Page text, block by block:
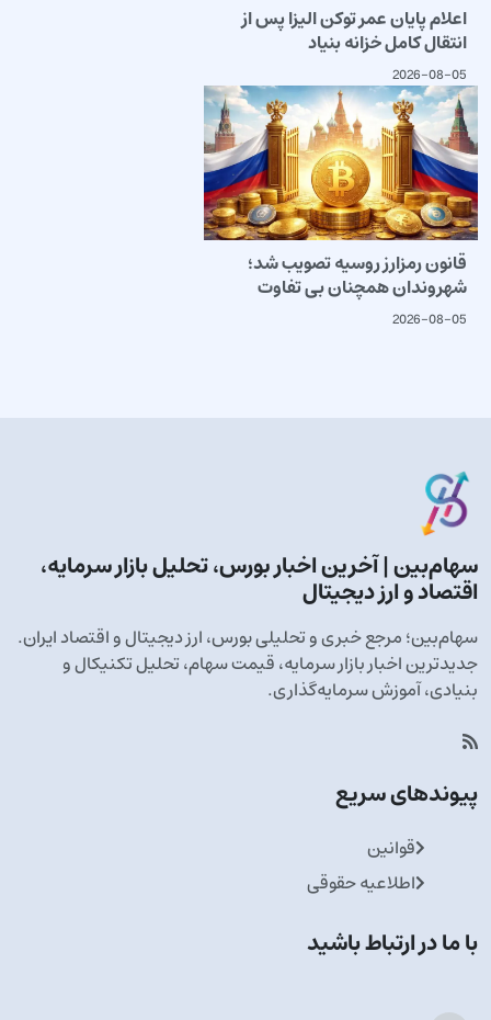
اعلام پایان عمر توکن الیزا پس از
انتقال کامل خزانه بنیاد
2026-08-05
قانون رمزارز روسیه تصویب شد؛
شهروندان همچنان بی تفاوت
2026-08-05
سهام‌بین | آخرین اخبار بورس، تحلیل بازار سرمایه،
اقتصاد و ارز دیجیتال
سهام‌بین؛ مرجع خبری و تحلیلی بورس، ارز دیجیتال و اقتصاد ایران.
جدیدترین اخبار بازار سرمایه، قیمت سهام، تحلیل تکنیکال و
بنیادی، آموزش سرمایه‌گذاری.
پیوندهای سریع
قوانین
اطلاعیه حقوقی
با ما در ارتباط باشید